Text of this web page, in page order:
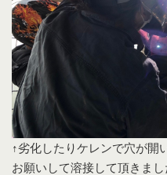
↑劣化したりケレンで穴が開
お願いして溶接して頂きまし